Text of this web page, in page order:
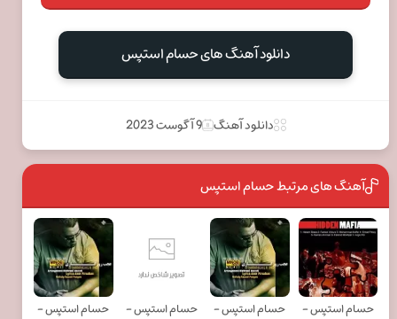
دانلود آهنگ های حسام استپس
دانلود آهنگ 9 آگوست 2023
آهنگ های مرتبط حسام استپس
حسام استپس -
حسام استپس -
حسام استپس -
حسام استپس -